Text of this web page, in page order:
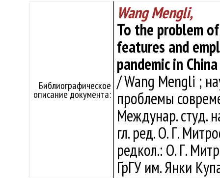
Библиографическое
описание документа:
Wang Mengli,
To the problem
features and
pandemic in China
/ Wang Mengli ;
проблемы
Междунар. студ.
гл. ред. О. Г.
редкол.: О. Г.
ГрГУ им. Янки